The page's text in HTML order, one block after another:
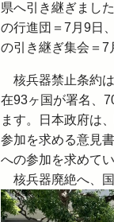
県へ引き継ぎまし
の行進団＝7月9日
の引き継ぎ集会＝7
核兵器禁止条約
在93ヶ国が署名、
ます。日本政府は
参加を求める意見
への参加を求めてい
核兵器廃絶へ、国